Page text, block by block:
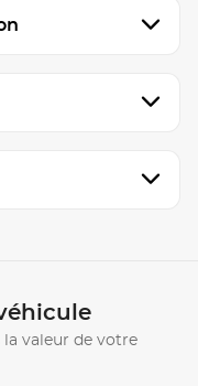
la valeur de votre